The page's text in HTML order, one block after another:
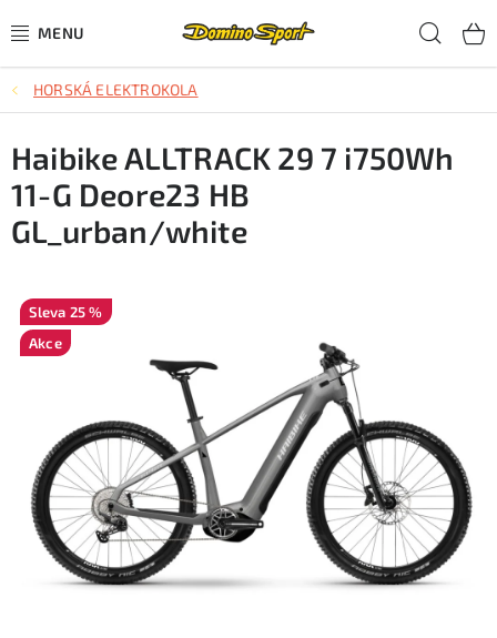
na
CYKLISTIKA
SJEZDOVÉ LYŽOVÁNÍ
SKIALPOVÉ LYŽOVÁNÍ
OBLEČENÍ A OBUV
TIPY NA DÁRKY
KONTAKTY
ZNAČKY
HORSKÁ ELEKTROKOLA
Haibike ALLTRACK 29 7 i750Wh
11-G Deore23 HB
GL_urban/white
25 %
Akce